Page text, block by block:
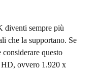
diventi sempre più
che la supportano. Se
questo
HD, ovvero 1.920 x